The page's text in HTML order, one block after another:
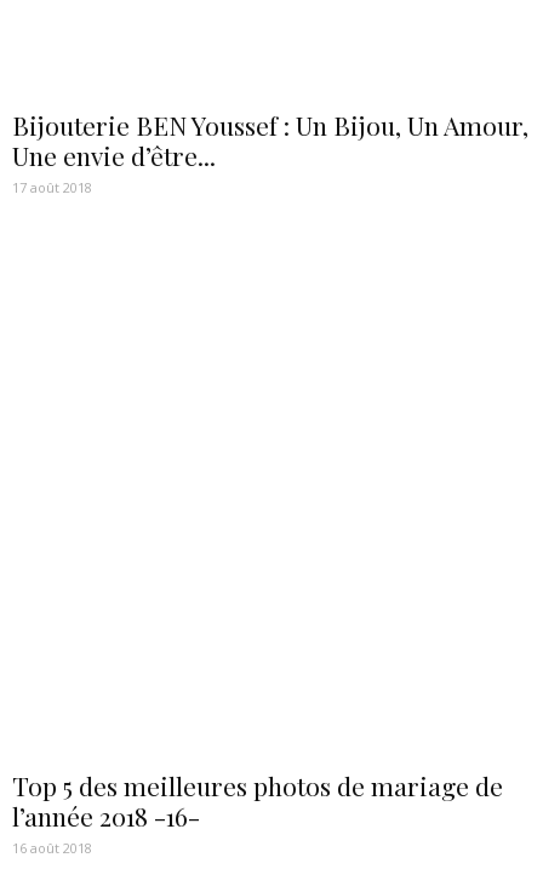
Bijouterie BEN Youssef : Un Bijou, Un Amour,
Une envie d’être...
17 août 2018
Top 5 des meilleures photos de mariage de
l’année 2018 -16-
16 août 2018